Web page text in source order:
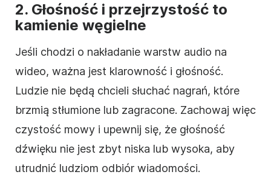
2. Głośność i przejrzystość to
kamienie węgielne
Jeśli chodzi o nakładanie warstw audio na
wideo, ważna jest klarowność i głośność.
Ludzie nie będą chcieli słuchać nagrań, które
brzmią stłumione lub zagracone. Zachowaj więc
czystość mowy i upewnij się, że głośność
dźwięku nie jest zbyt niska lub wysoka, aby
utrudnić ludziom odbiór wiadomości.